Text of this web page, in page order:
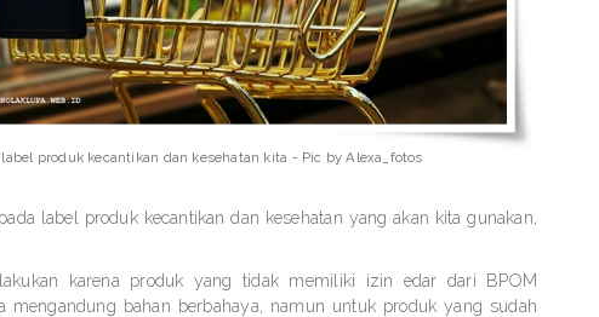
produk kecantikan dan kesehatan kita - Pic by Alexa_fotos
label produk kecantikan dan kesehatan yang akan kita gunakan,
karena produk yang tidak memiliki izin edar dari BPOM
mengandung bahan berbahaya, namun untuk produk yang sudah